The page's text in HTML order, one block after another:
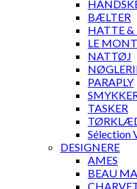
BÆLTER
HATTE &
LE
NATTØJ
PARAPLY
TASKER
Sélection
DESIGNERE
AMES
BEAU